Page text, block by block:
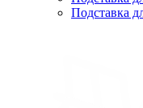
Подставка